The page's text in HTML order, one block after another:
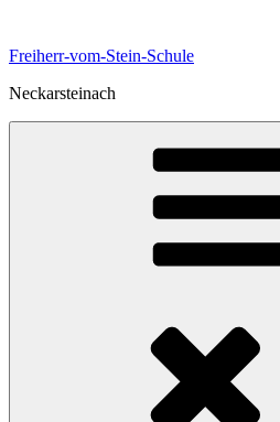
springen
Freiherr-vom-Stein-Schule
Neckarsteinach